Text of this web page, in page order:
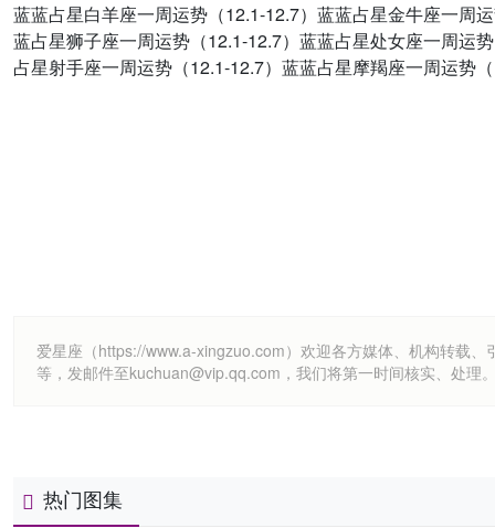
蓝蓝占星白羊座一周运势（12.1-12.7）蓝蓝占星金牛座一周
蓝占星狮子座一周运势（12.1-12.7）蓝蓝占星处女座一周运
占星射手座一周运势（12.1-12.7）蓝蓝占星摩羯座一周运势
爱星座（https://www.a-xingzuo.com）欢迎各方媒体、机构转载
等，发邮件至kuchuan@vip.qq.com，我们将第一时间核实、处理
热门图集